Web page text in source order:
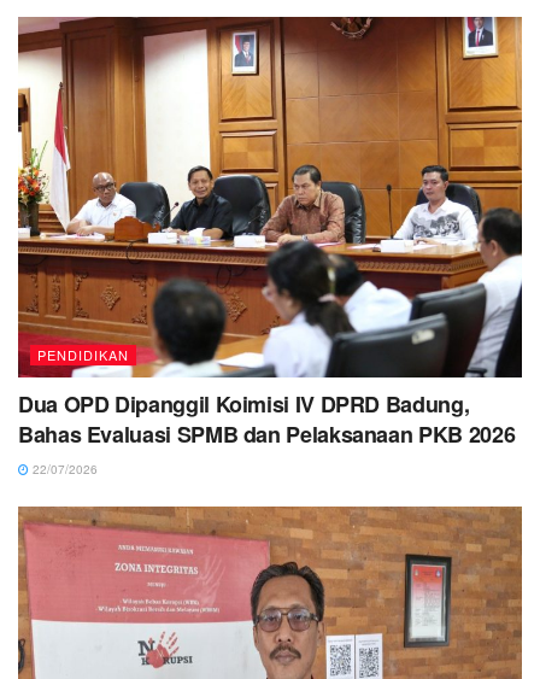
PENDIDIKAN
Dua OPD Dipanggil Koimisi IV DPRD Badung,
Bahas Evaluasi SPMB dan Pelaksanaan PKB 2026
22/07/2026